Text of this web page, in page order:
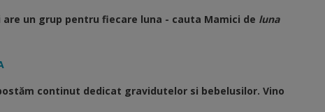
are un grup pentru fiecare luna - cauta Mamici de luna
continut dedicat gravidutelor si bebelusilor. Vino